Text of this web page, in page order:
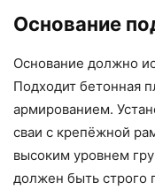
Основание
Основание должно
Подходит бетонная
армированием.
сваи с крепёжной
высоким уровнем
должен быть строго